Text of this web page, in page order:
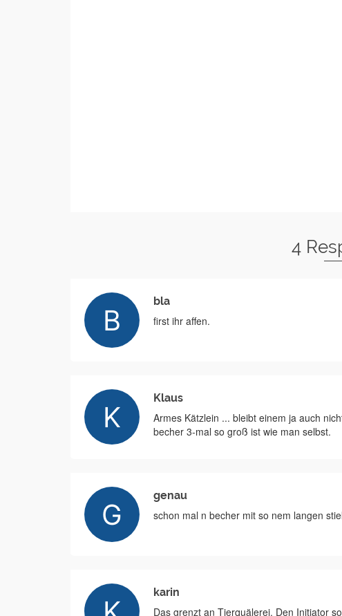
4
bla
first ihr affen.
Klaus
Armes Kätzlein ... bleibt einem ja auch
becher 3-mal so groß ist wie man selbst.
genau
schon mal n becher mit so nem langen
karin
Das grenzt an Tierquälerei. Den Initiator